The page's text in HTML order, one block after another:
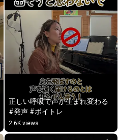
正しい呼吸で声が生まれ変わる
#発声 #ボイトレ
2.6K views